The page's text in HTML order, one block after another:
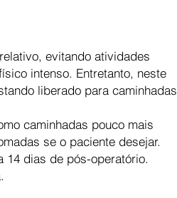
evitando atividades
intenso. Entretanto, neste
liberado para caminhadas
caminhadas pouco mais
se o paciente desejar.
14 dias de pós-operatório.